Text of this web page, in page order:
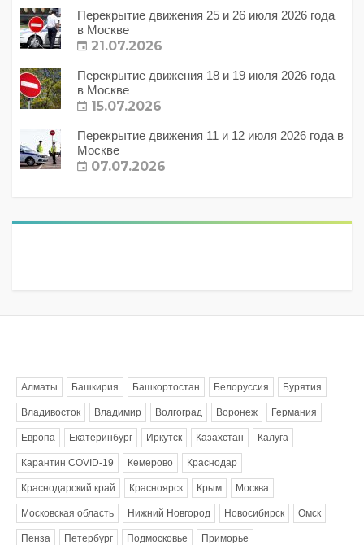
Перекрытие движения 25 и 26 июля 2026 года
в Москве
21.07.2026
Перекрытие движения 18 и 19 июля 2026 года
в Москве
15.07.2026
Перекрытие движения 11 и 12 июля 2026 года в
Москве
07.07.2026
Алматы Башкирия Башкортостан Белоруссия Бурятия
Владивосток Владимир Волгоград Воронеж Германия
Европа Екатеринбург Иркутск Казахстан Калуга
Карантин COVID-19 Кемерово Краснодар
Краснодарский край Красноярск Крым Москва
Московская область Нижний Новгород Новосибирск Омск
Пенза Петербург Подмосковье Приморье